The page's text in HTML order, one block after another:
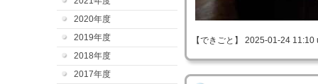
2020年度
2019年度
2018年度
2017年度
【できごと】 2025-01-24